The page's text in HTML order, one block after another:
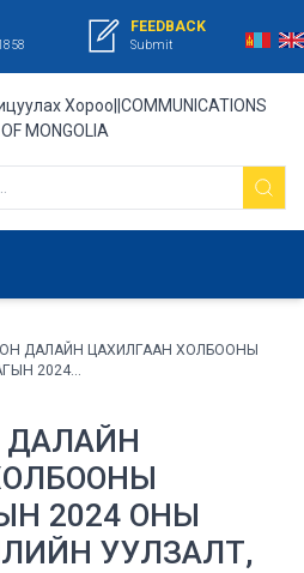
FEEDBACK
Submit
ДАЛАЙН ЦАХИЛГААН ХОЛБООНЫ
2024...
ДАЛАЙН
2024 ОНЫ
УУЛЗАЛТ,